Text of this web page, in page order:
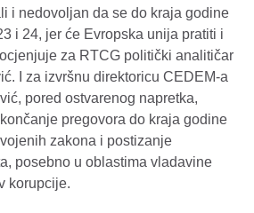
i nedovoljan da se do kraja godine
i 24, jer će Evropska unija pratiti i
za RTCG politički analitičar
I za izvršnu direktoricu CEDEM-a
pored ostvarenog napretka,
pregovora do kraja godine
zakona i postizanje
posebno u oblastima vladavine
korupcije.